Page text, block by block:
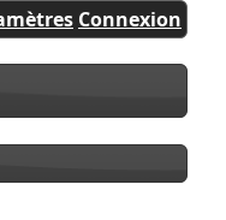
Connexion